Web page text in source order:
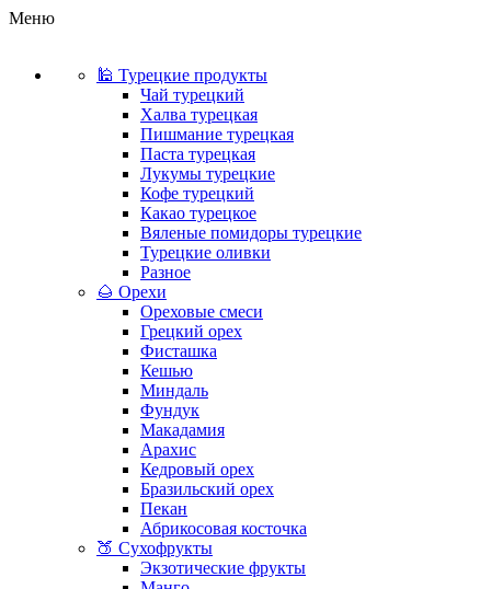
Меню
🕌 Турецкие продукты
Чай турецкий
Халва турецкая
Пишмание турецкая
Паста турецкая
Лукумы турецкие
Кофе турецкий
Какао турецкое
Вяленые помидоры турецкие
Турецкие оливки
Разное
🌰 Орехи
Ореховые смеси
Грецкий орех
Фисташка
Кешью
Миндаль
Фундук
Макадамия
Арахис
Кедровый орех
Бразильский орех
Пекан
Абрикосовая косточка
🍑 Сухофрукты
Экзотические фрукты